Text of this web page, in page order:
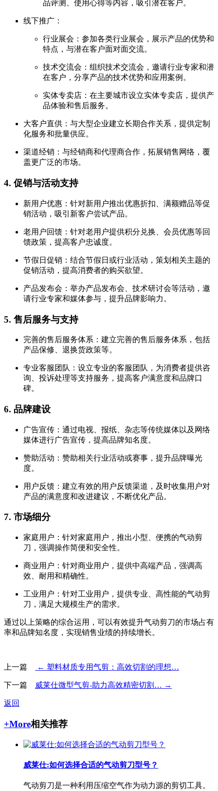
品评测、使用心得等内容，吸引潜在客户。
线下推广：
行业展会：参加各类行业展会，展示产品的优势和
特点，与潜在客户面对面交流。
技术交流会：组织技术交流会，邀请行业专家和潜
在客户，分享产品的技术优势和应用案例。
实体专卖店：在主要城市设立实体专卖店，提供产
品体验和售后服务。
大客户直供：与大型企业建立长期合作关系，提供定制
化服务和批量供应。
渠道经销：与经销商和代理商合作，拓展销售网络，覆
盖更广泛的市场。
4. 促销与活动支持
新用户优惠：针对新用户推出优惠折扣、满额赠品等促
销活动，吸引新客户尝试产品。
老用户回馈：针对老用户提供积分兑换、会员优惠等回
馈政策，提高客户忠诚度。
节假日促销：结合节假日或行业活动，策划相关主题的
促销活动，提高消费者的购买欲望。
产品发布会：举办产品发布会、技术研讨会等活动，邀
请行业专家和媒体参与，提升品牌影响力。
5. 售后服务与支持
完善的售后服务体系：建立完善的售后服务体系，包括
产品保修、退换货政策等。
专业客服团队：设立专业的客服团队，为消费者提供咨
询、投诉处理等支持服务，提高客户满意度和品牌口
碑。
6. 品牌建设
广告宣传：通过电视、报纸、杂志等传统媒体以及网络
媒体进行广告宣传，提高品牌知名度。
赞助活动：赞助相关行业活动或赛事，提升品牌曝光
度。
用户反馈：建立有效的用户反馈渠道，及时收集用户对
产品的满意度和改进建议，不断优化产品。
7. 市场细分
家庭用户：针对家庭用户，推出小型、便携的气动剪
刀，强调操作简便和安全性。
商业用户：针对商业用户，提供中高端产品，强调高
效、耐用和精确性。
工业用户：针对工业用户，提供专业、高性能的气动剪
刀，满足大规模生产的需求。
通过以上策略的综合运用，可以有效提升气动剪刀的市场占有
率和品牌知名度，实现销售业绩的持续增长。
上一篇 ← 塑料材质专用气剪：高效切割的理想…
下一篇 威莱仕微型气剪-助力高效精密切割… →
返回
+More相关推荐
威莱仕:如何选择合适的气动剪刀型号？
气动剪刀是一种利用压缩空气作为动力源的剪切工具。